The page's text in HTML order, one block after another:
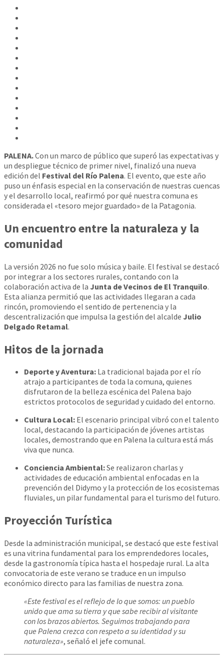
PALENA.Con un marco de público que superó las expectativas y
un despliegue técnico de primer nivel, finalizó una nueva
edición del Festival del Río Palena. El evento, que este año
puso un énfasis especial en la conservación de nuestras cuencas
y el desarrollo local, reafirmó por qué nuestra comuna es
considerada el «tesoro mejor guardado» de la Patagonia.
Un encuentro entre la naturaleza y la
comunidad
La versión 2026 no fue solo música y baile. El festival se destacó
por integrar a los sectores rurales, contando con la
colaboración activa de la Junta de Vecinos de El Tranquilo.
Esta alianza permitió que las actividades llegaran a cada
rincón, promoviendo el sentido de pertenencia y la
descentralización que impulsa la gestión del alcalde Julio
Delgado Retamal.
Hitos de la jornada
Deporte y Aventura: La tradicional bajada por el río
atrajo a participantes de toda la comuna, quienes
disfrutaron de la belleza escénica del Palena bajo
estrictos protocolos de seguridad y cuidado del entorno.
Cultura Local: El escenario principal vibró con el talento
local, destacando la participación de jóvenes artistas
locales, demostrando que en Palena la cultura está más
viva que nunca.
Conciencia Ambiental:Se realizaron charlas y
actividades de educación ambiental enfocadas en la
prevención del Didymo y la protección de los ecosistemas
fluviales, un pilar fundamental para el turismo del futuro.
Proyección Turística
Desde la administración municipal, se destacó que este festival
es una vitrina fundamental para los emprendedores locales,
desde la gastronomía típica hasta el hospedaje rural. La alta
convocatoria de este verano se traduce en un impulso
económico directo para las familias de nuestra zona.
«Este festival es el reflejo de lo que somos: un pueblo
unido que ama su tierra y que sabe recibir al visitante
con los brazos abiertos. Seguimos trabajando para
que Palena crezca con respeto a su identidad y su
naturaleza», señaló el jefe comunal.